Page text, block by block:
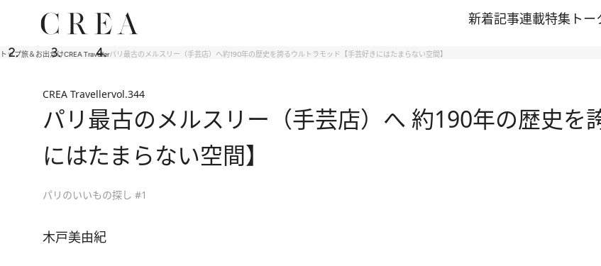
新着記事連載特集 ト
トップ旅＆お出かけCREA Travellerパリ最古のメルスリー（手芸店）へ約190年の歴史を誇るウルトラモッド【手芸好きにはたまらない空間】
CREA Travellervol.344
パリ最古のメルスリー（手芸店）へ 約190年の歴史を
にはたまらない空間】
パリのいいもの探し #1
木戸美由紀